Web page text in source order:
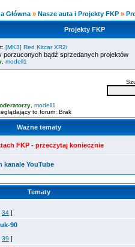
Główna » Nasze auta i Projekty FKP »
Projekty FKP
[MK3] Red Kitcar XR2i
porzuconych bądź sprzedanych projektów
modell1
modell1
to forum: Brak
Ważne tematy
FKP - przeczytaj koniecznie
kanale YouTube
Tematy
34 ]
90
39 ]